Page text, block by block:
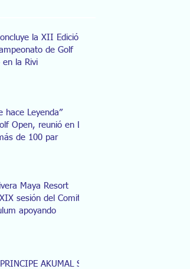
la XII Edición
de Golf
en la Rivi
hace Leyenda”
Open, reunió en La
de 100 par
Maya Resort
sesión del Comité
apoyando
AKUMAL SE